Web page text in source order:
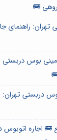
🚌
تهران: راهنمای
مینی بوس
دربستی
🚌 اجاره